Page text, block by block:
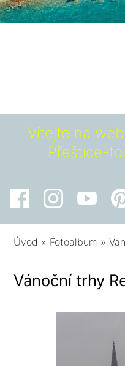
Vítejte na
Přeštice-
Úvod » Fotoalbum »
Vánoční trhy